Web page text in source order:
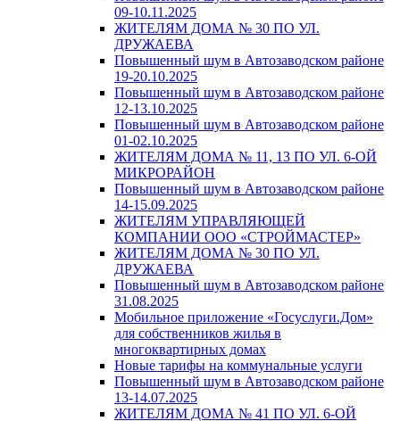
09-10.11.2025
ЖИТЕЛЯМ ДОМА № 30 ПО УЛ.
ДРУЖАЕВА
Повышенный шум в Автозаводском районе
19-20.10.2025
Повышенный шум в Автозаводском районе
12-13.10.2025
Повышенный шум в Автозаводском районе
01-02.10.2025
ЖИТЕЛЯМ ДОМА № 11, 13 ПО УЛ. 6-ОЙ
МИКРОРАЙОН
Повышенный шум в Автозаводском районе
14-15.09.2025
ЖИТЕЛЯМ УПРАВЛЯЮЩЕЙ
КОМПАНИИ ООО «СТРОЙМАСТЕР»
ЖИТЕЛЯМ ДОМА № 30 ПО УЛ.
ДРУЖАЕВА
Повышенный шум в Автозаводском районе
31.08.2025
Мобильное приложение «Госуслуги.Дом»
для собственников жилья в
многоквартирных домах
Новые тарифы на коммунальные услуги
Повышенный шум в Автозаводском районе
13-14.07.2025
ЖИТЕЛЯМ ДОМА № 41 ПО УЛ. 6-ОЙ